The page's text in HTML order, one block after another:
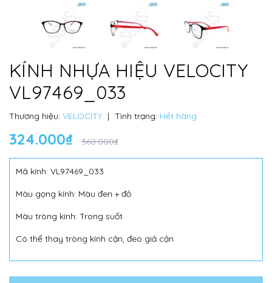
KÍNH NHỰA HIỆU VELOCITY
VL97469_033
Thương hiệu: VELOCITY | Tình trạng: Hết hàng
324.000₫ 360.000₫
Mã kính: VL97469_033
Màu gọng kính: Màu đen + đỏ
Màu tròng kính: Trong suốt
Có thể thay tròng kính cận, đeo giả cận